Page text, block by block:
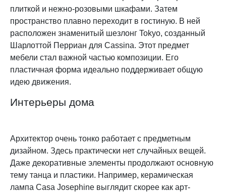
плиткой и нежно-розовыми шкафами. Затем
пространство плавно переходит в гостиную. В ней
расположен знаменитый шезлонг Tokyo, созданный
Шарлоттой Перриан для Cassina. Этот предмет
мебели стал важной частью композиции. Его
пластичная форма идеально поддерживает общую
идею движения.
Интерьеры дома
Архитектор очень тонко работает с предметным
дизайном. Здесь практически нет случайных вещей.
Даже декоративные элементы продолжают основную
тему танца и пластики. Например, керамическая
лампа Casa Josephine выглядит скорее как арт-